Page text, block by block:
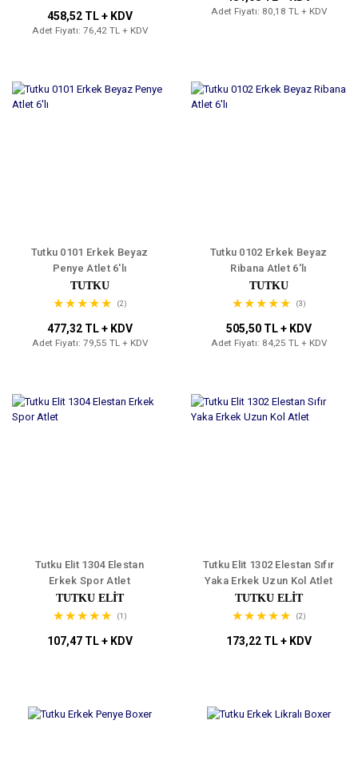
458,52 TL + KDV
Adet Fiyatı: 76,42 TL + KDV
Adet Fiyatı: 80,18 TL + KDV
Tutku 0101 Erkek Beyaz
Penye Atlet 6'lı
TUTKU
(2)
477,32 TL + KDV
Adet Fiyatı: 79,55 TL + KDV
Tutku 0102 Erkek Beyaz
Ribana Atlet 6'lı
TUTKU
(3)
505,50 TL + KDV
Adet Fiyatı: 84,25 TL + KDV
Tutku Elit 1304 Elestan
Erkek Spor Atlet
TUTKU ELIT
(1)
107,47 TL + KDV
Tutku Elit 1302 Elestan Sıfır
Yaka Erkek Uzun Kol Atlet
TUTKU ELIT
(2)
173,22 TL + KDV